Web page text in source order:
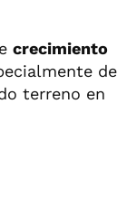
crecimiento
de
terreno en